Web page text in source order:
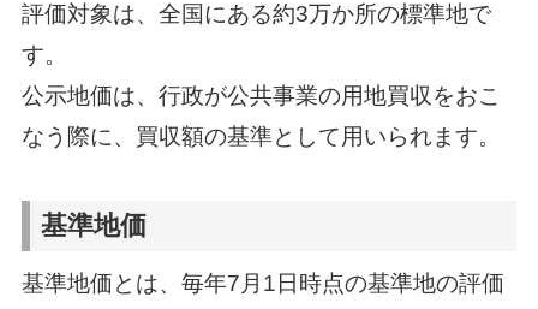
評価対象は、全国にある約3万か所の標準地で
す。
公示地価は、行政が公共事業の用地買収をおこ
なう際に、買収額の基準として用いられます。
基準地価
基準地価とは、毎年7月1日時点の基準地の評価